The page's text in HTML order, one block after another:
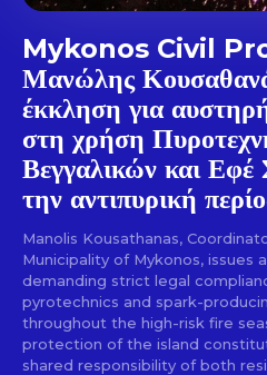
Mykonos Civil
Μανώλης
έκκληση για
στη χρήση
Βεγγαλικών και
την αντιπυρική
Manolis Kousathanas,
Municipality of Mykonos, issues
demanding strict legal
pyrotechnics and spark-
throughout the high-risk fire
protection of the island
shared responsibility of both